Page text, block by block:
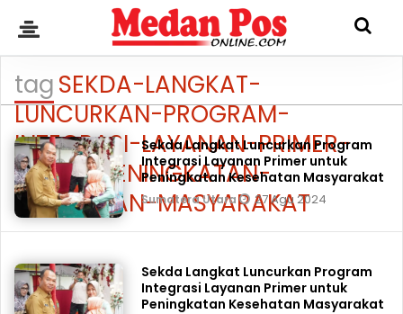
tagSEKDA-LANGKAT-
LUNCURKAN-PROGRAM-
INTEGRASI-LAYANAN-PRIMER-
UNTUK-PENINGKATAN-
KESEHATAN-MASYARAKAT
Sekda Langkat Luncurkan Program
Integrasi Layanan Primer untuk
Peningkatan Kesehatan Masyarakat
Sumatera Utara 27 Agu 2024
Sekda Langkat Luncurkan Program
Integrasi Layanan Primer untuk
Peningkatan Kesehatan Masyarakat